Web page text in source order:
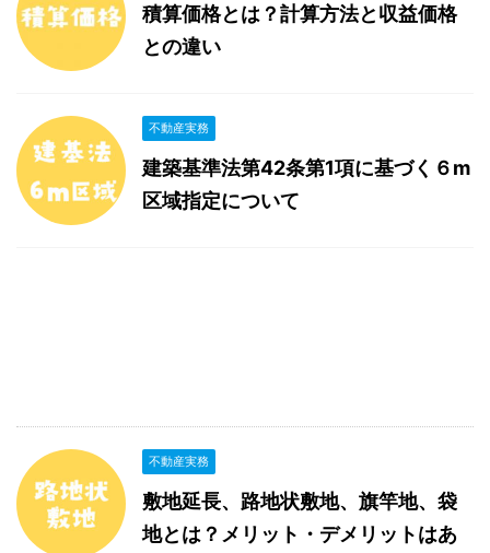
積算価格とは？計算方法と収益価格
との違い
不動産実務
建築基準法第42条第1項に基づく６m
区域指定について
不動産実務
敷地延長、路地状敷地、旗竿地、袋
地とは？メリット・デメリットはあ